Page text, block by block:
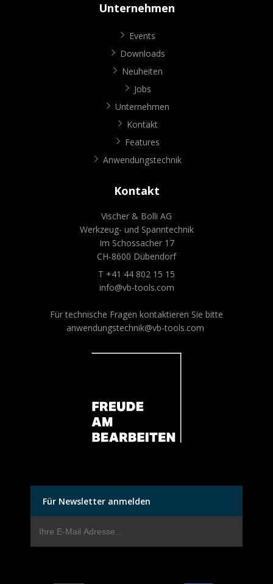
Unternehmen
Events
Downloads
Neuheiten
Jobs
Unternehmen
Kontakt
Features
Anwendungstechnik
Kontakt
Vischer & Bolli AG
Werkzeug- und Spanntechnik
Im Schossacher 17
CH-8600 Dübendorf
T +41 44 802 15 15
info@vb-tools.com
Für technische Fragen kontaktieren Sie bitte
anwendungstechnik@vb-tools.com
Für Newsletter anmelden